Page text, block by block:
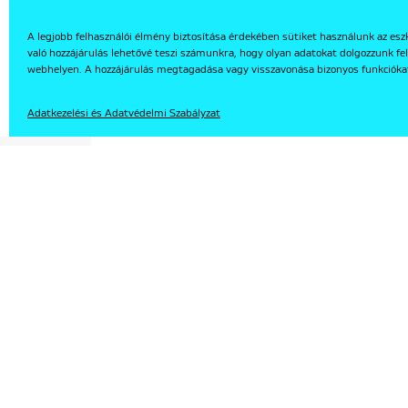
A legjobb felhasználói élmény biztosítása érdekében sütiket használunk az
való hozzájárulás lehetővé teszi számunkra, hogy olyan adatokat dolgozzunk
webhelyen. A hozzájárulás megtagadása vagy visszavonása bizonyos
Adatkezelési és Adatvédelmi Szabályzat
EN